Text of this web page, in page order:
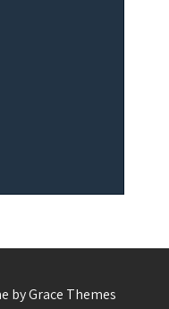
by Grace Themes